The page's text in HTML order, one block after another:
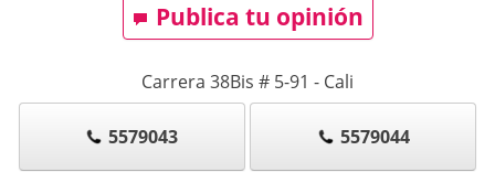
Publica tu opinión
Carrera 38Bis # 5-91 - Cali
5579043 5579044